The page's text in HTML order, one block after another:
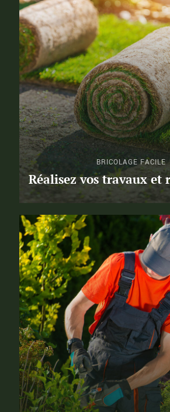
BRICOLAGE FACILE
Réalisez vos travaux et